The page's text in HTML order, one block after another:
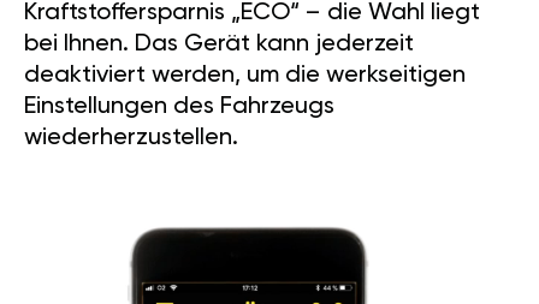
Kraftstoffersparnis „ECO“ – die Wahl liegt
bei Ihnen. Das Gerät kann jederzeit
deaktiviert werden, um die werkseitigen
Einstellungen des Fahrzeugs
wiederherzustellen.